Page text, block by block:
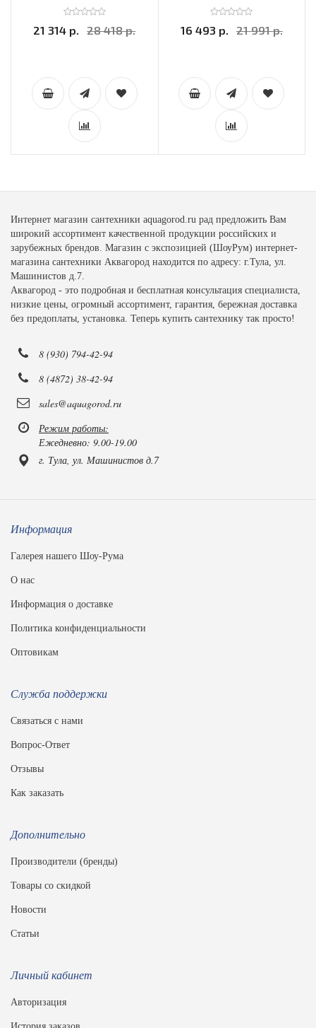
21 314 р. 28 418 р. 16 493 р. 21 991 р.
Интернет магазин сантехники aquagorod.ru рад предложить Вам
широкий ассортимент качественной продукции российских и
зарубежных брендов. Магазин с экспозицией (ШоуРум) интернет-
магазина сантехники Аквагород находится по адресу: г.Тула, ул.
Машинистов д.7.
Аквагород - это подробная и бесплатная консультация специалиста,
низкие цены, огромный ассортимент, гарантия, бережная доставка
без предоплаты, установка. Теперь купить сантехнику так просто!
8 (930) 794-42-94
8 (4872) 38-42-94
sales@aquagorod.ru
Режим работы:
Ежедневно: 9.00-19.00
г. Тула, ул. Машинистов д.7
Информация
Галерея нашего Шоу-Рума
О нас
Информация о доставке
Политика конфиденциальности
Оптовикам
Служба поддержки
Связаться с нами
Вопрос-Ответ
Отзывы
Как заказать
Дополнительно
Производители (бренды)
Товары со скидкой
Новости
Статьи
Личный кабинет
Авторизация
История заказов